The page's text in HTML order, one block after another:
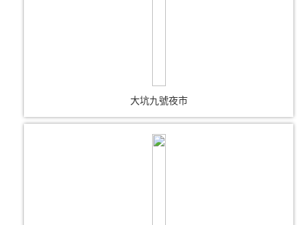
大坑九號夜市